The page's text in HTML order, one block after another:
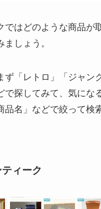
ではどのような商品が
しょう。
ず「レトロ」「ジャン
で探してみて、気にな
品名」などで絞って検
ィーク